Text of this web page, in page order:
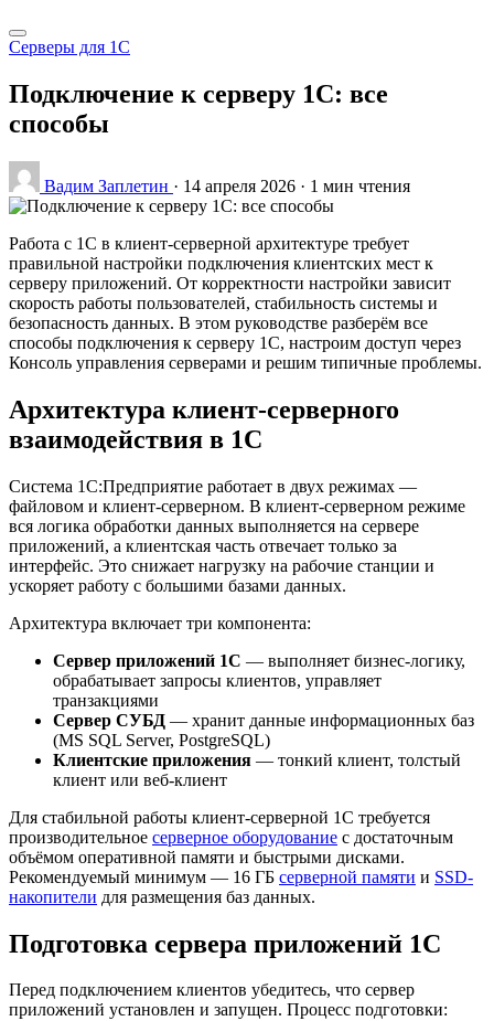
Серверы для 1С
Подключение к серверу 1С: все
способы
Вадим Заплетин · 14 апреля 2026 · 1 мин чтения
Работа с 1С в клиент-серверной архитектуре требует
правильной настройки подключения клиентских мест к
серверу приложений. От корректности настройки зависит
скорость работы пользователей, стабильность системы и
безопасность данных. В этом руководстве разберём все
способы подключения к серверу 1С, настроим доступ через
Консоль управления серверами и решим типичные проблемы.
Архитектура клиент-серверного
взаимодействия в 1С
Система 1С:Предприятие работает в двух режимах —
файловом и клиент-серверном. В клиент-серверном режиме
вся логика обработки данных выполняется на сервере
приложений, а клиентская часть отвечает только за
интерфейс. Это снижает нагрузку на рабочие станции и
ускоряет работу с большими базами данных.
Архитектура включает три компонента:
Сервер приложений 1С — выполняет бизнес-логику,
обрабатывает запросы клиентов, управляет
транзакциями
Сервер СУБД — хранит данные информационных баз
(MS SQL Server, PostgreSQL)
Клиентские приложения — тонкий клиент, толстый
клиент или веб-клиент
Для стабильной работы клиент-серверной 1С требуется
производительное серверное оборудование с достаточным
объёмом оперативной памяти и быстрыми дисками.
Рекомендуемый минимум — 16 ГБ серверной памяти и SSD-
накопители для размещения баз данных.
Подготовка сервера приложений 1С
Перед подключением клиентов убедитесь, что сервер
приложений установлен и запущен. Процесс подготовки: